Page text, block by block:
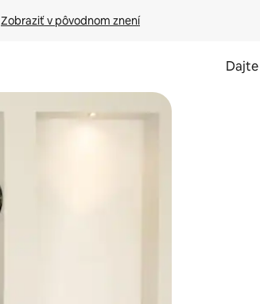
Zobraziť v pôvodnom znení